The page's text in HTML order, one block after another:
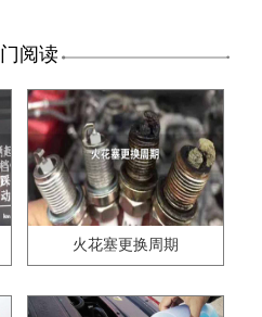
阅读
火花塞更换周期